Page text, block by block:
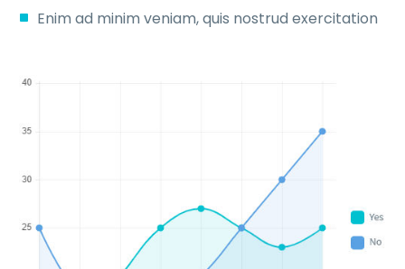
Enim ad minim veniam, quis nostrud exercitation